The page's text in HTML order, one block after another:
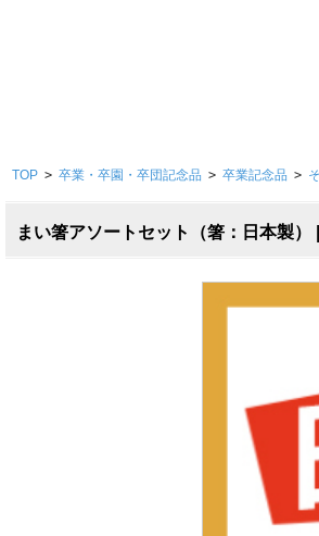
TOP > 卒業・卒園・卒団記念品 > 卒業記念品 >
まい箸アソートセット（箸：日本製）